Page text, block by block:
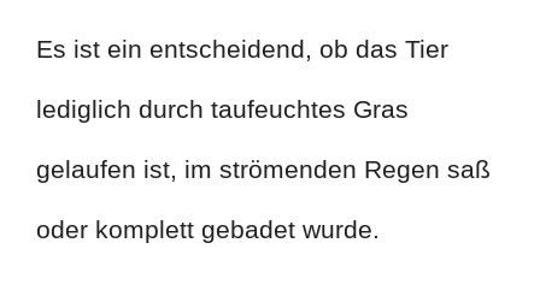
Es ist ein entscheidend, ob das Tier
lediglich durch taufeuchtes Gras
gelaufen ist, im strömenden Regen saß
oder komplett gebadet wurde.